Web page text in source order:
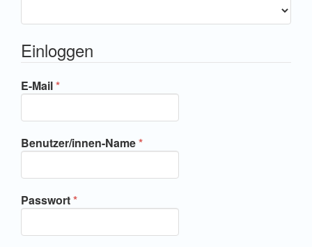
Einloggen
E-Mail*Erforderlich
Benutzer/innen-Name*Erforderlich
Passwort*Erforderlich